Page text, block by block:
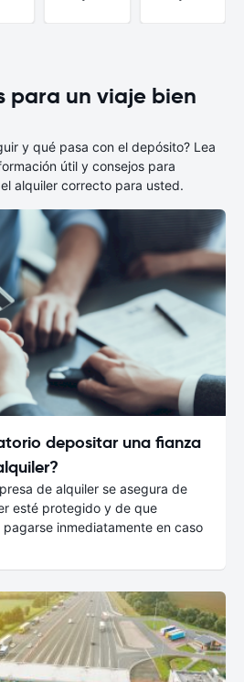
para un viaje bien
y qué pasa con el depósito? Lea
útil y consejos para
alquiler correcto para usted.
depositar una fianza
de alquiler se asegura de
esté protegido y de que
inmediatamente en caso